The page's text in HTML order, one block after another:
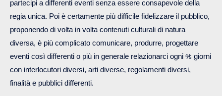
partecipi a differenti eventi senza essere consapevole della
regia unica. Poi è certamente più difficile fidelizzare il pubblico,
proponendo di volta in volta contenuti culturali di natura
diversa, è più complicato comunicare, produrre, progettare
eventi così differenti o più in generale relazionarci ogni ⅘ giorni
con interlocutori diversi, arti diverse, regolamenti diversi,
finalità e pubblici differenti.